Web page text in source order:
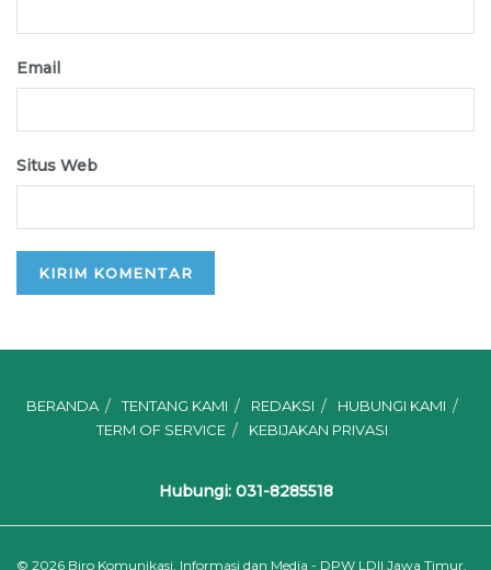
Email
Situs Web
BERANDA TENTANG KAMI REDAKSI
HUBUNGI KAMI
TERM OF SERVICE
KEBIJAKAN PRIVASI
Hubungi: 031-8285518
© 2026 Biro Komunikasi, Informasi dan Media - DPW LDII Jawa Timur.